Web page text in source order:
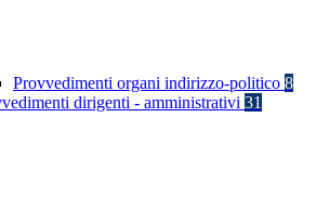
Provvedimenti organi indirizzo-politico 8
dirigenti - amministrativi 31